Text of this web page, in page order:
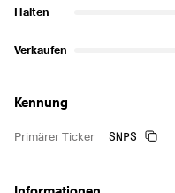
Halten
Verkaufen
Kennung
Primärer Ticker SNPS